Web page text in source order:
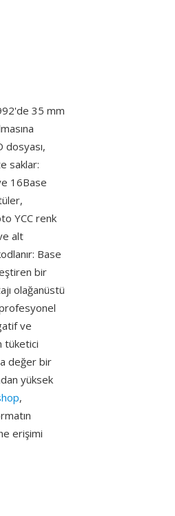
35 mm
dosyası,
saklar:
16Base
YCC renk
alt
Base
bir
olağanüstü
ve
tüketici
değer bir
yüksek
,
erişimi